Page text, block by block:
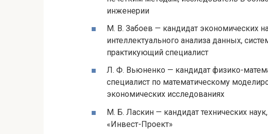
инженерии
М. В. Забоев — кандидат экономических
интеллектуального анализа данных,
практикующий специалист
Л. Ф. Вьюненко — кандидат физико-
специалист по математическому
экономических исследованиях
М. Б. Ласкин — кандидат технических
«Инвест-Проект»